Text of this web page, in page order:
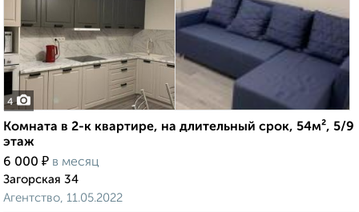
4
Комната в 2-к квартире, на длительный срок, 54м², 5/9
этаж
6 000 ₽ в месяц
Загорская 34
Агентство, 11.05.2022